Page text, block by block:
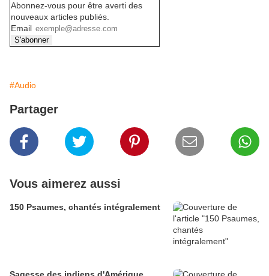
Abonnez-vous pour être averti des
nouveaux articles publiés.
Email
#Audio
Partager
Vous aimerez aussi
150 Psaumes, chantés intégralement